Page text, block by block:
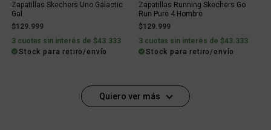
Zapatillas Skechers Uno Galactic
Gal
$129.999
3 cuotas sin interés de $43.333
Stock para retiro/envío
Zapatillas Running Skechers Go
Run Pure 4 Hombre
$129.999
3 cuotas sin interés de $43.333
Stock para retiro/envío
Quiero ver más